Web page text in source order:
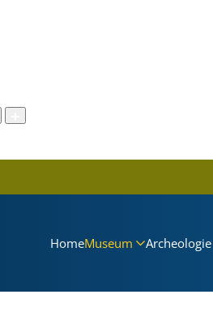
HomeMuseum Archeologie